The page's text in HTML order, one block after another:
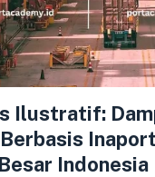
Ilustratif:
Indonesia